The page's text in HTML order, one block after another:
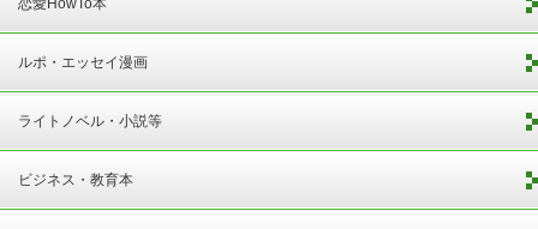
恋愛HowTo本
ルポ・エッセイ漫画
ライトノベル・小説等
ビジネス・教育本